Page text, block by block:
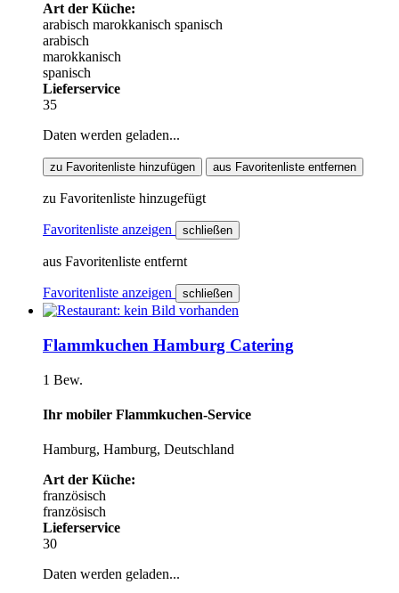
Art der Küche:
arabisch marokkanisch spanisch
arabisch
marokkanisch
spanisch
Lieferservice
35
Daten werden geladen...
zu Favoritenliste hinzufügen aus Favoritenliste entfernen
zu Favoritenliste hinzugefügt
Favoritenliste anzeigen schließen
aus Favoritenliste entfernt
Favoritenliste anzeigen schließen
Flammkuchen Hamburg Catering
1 Bew.
Ihr mobiler Flammkuchen-Service
Hamburg, Hamburg, Deutschland
Art der Küche:
französisch
französisch
Lieferservice
30
Daten werden geladen...